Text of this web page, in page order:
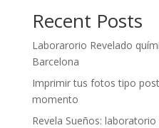
Recent Posts
Laborarorio Revelado
Barcelona
Imprimir tus fotos tipo
momento
Revela Sueños: